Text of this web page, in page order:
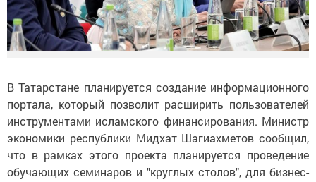
В Татарстане планируется создание информационного
портала, который позволит расширить пользователей
инструментами исламского финансирования. Министр
экономики республики Мидхат Шагиахметов сообщил,
что в рамках этого проекта планируется проведение
обучающих семинаров и "круглых столов", для бизнес-